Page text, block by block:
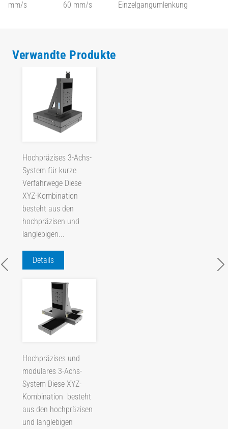
mm/s 60 mm/s Einzelgangumlenkung
Verwandte Produkte
Hochpräzises 3-Achs-
System für kurze
Verfahrwege Diese
XYZ-Kombination
besteht aus den
hochpräzisen und
langlebigen...
Details
Hochpräzises und
modulares 3-Achs-
System Diese XYZ-
Kombination besteht
aus den hochpräzisen
und langlebigen